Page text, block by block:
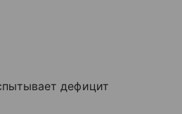
дефицит